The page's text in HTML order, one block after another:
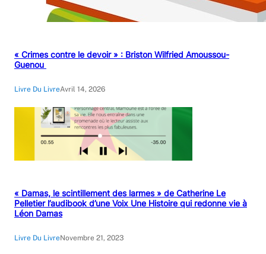
« Crimes contre le devoir » : Briston Wilfried Amoussou-
Guenou
Livre Du LivreAvril 14, 2026
« Damas, le scintillement des larmes » de Catherine Le
Pelletier l’audibook d’une Voix Une Histoire qui redonne vie à
Léon Damas
Livre Du LivreNovembre 21, 2023